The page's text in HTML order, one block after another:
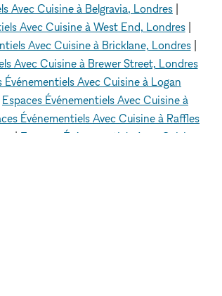
Avec Cuisine à Belgravia, Londres |
Avec Cuisine à West End, Londres|
Avec Cuisine à Bricklane, Londres|
Avec Cuisine à Brewer Street, Londres
Événementiels Avec Cuisine à Logan
Espaces Événementiels Avec Cuisine à
Événementiels Avec Cuisine à Raffles
| Espaces Événementiels Avec Cuisine